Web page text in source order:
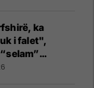
ka
i falet",